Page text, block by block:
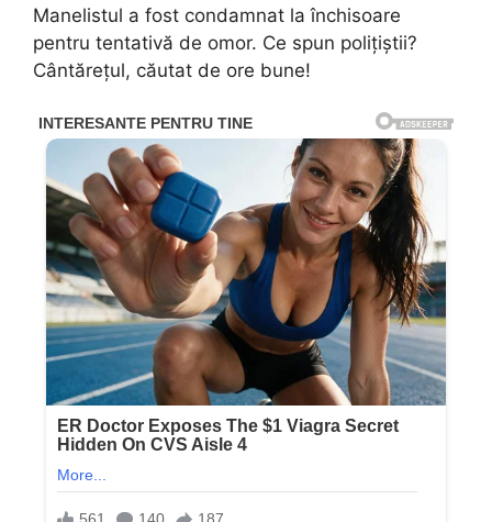
Manelistul a fost condamnat la închisoare
pentru tentativă de omor. Ce spun polițiștii?
Cântărețul, căutat de ore bune!